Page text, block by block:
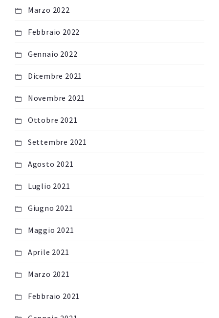
Marzo 2022
Febbraio 2022
Gennaio 2022
Dicembre 2021
Novembre 2021
Ottobre 2021
Settembre 2021
Agosto 2021
Luglio 2021
Giugno 2021
Maggio 2021
Aprile 2021
Marzo 2021
Febbraio 2021